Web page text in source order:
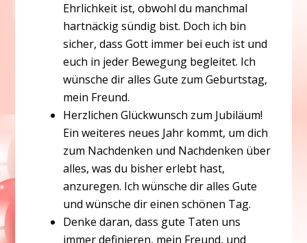
Ehrlichkeit ist, obwohl du manchmal
hartnäckig sündig bist. Doch ich bin
sicher, dass Gott immer bei euch ist und
euch in jeder Bewegung begleitet. Ich
wünsche dir alles Gute zum Geburtstag,
mein Freund.
Herzlichen Glückwunsch zum Jubiläum!
Ein weiteres neues Jahr kommt, um dich
zum Nachdenken und Nachdenken über
alles, was du bisher erlebt hast,
anzuregen. Ich wünsche dir alles Gute
und wünsche dir einen schönen Tag.
Denke daran, dass gute Taten uns
immer definieren, mein Freund, und